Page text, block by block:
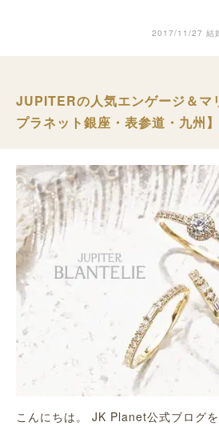
2017/11/27 結
JUPITERの人気エンゲージ＆
プラネット銀座・表参道・九州】
こんにちは。 JK Planet公式ブログ